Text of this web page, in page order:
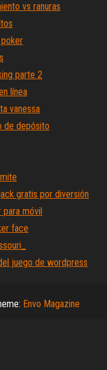
vs ranuras
parte 2
línea
vanessa
de depósito
gratis por diversión
móvil
face
juego de wordpress
Envo Magazine